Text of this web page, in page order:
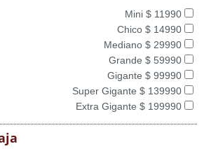
Mini $ 11990
Chico $ 14990
Mediano $ 29990
Grande $ 59990
Gigante $ 99990
Super Gigante $ 139990
Extra Gigante $ 199990